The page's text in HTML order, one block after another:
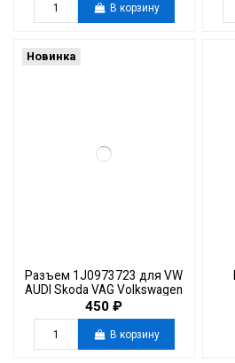
В корзину
Новинка
Разъем 1J0973723 для VW
AUDI Skoda VAG Volkswagen
Jetta Golf
450 ₽
В корзину